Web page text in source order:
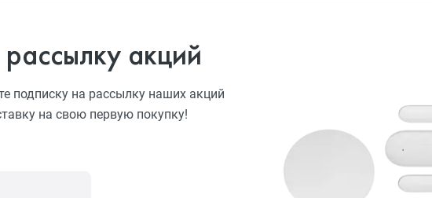
акций
подписку на рассылку наших акций
на свою первую покупку!